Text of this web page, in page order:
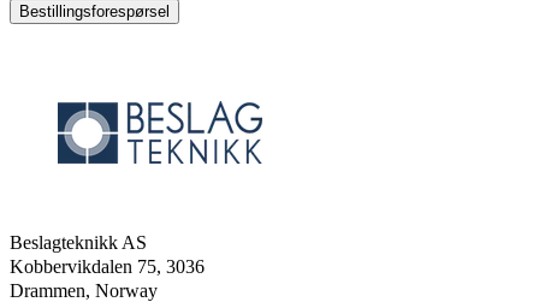
Bestillingsforespørsel
Beslagteknikk AS
Kobbervikdalen 75, 3036
Drammen, Norway